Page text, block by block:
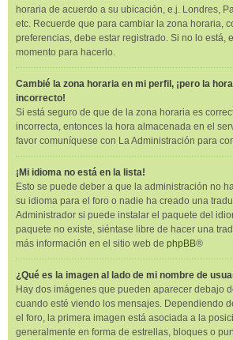
horaria de acuerdo a su ubicación, e.j. Londres,
etc. Recuerde que para cambiar la zona horaria,
preferencias, debe estar registrado. Si no lo está,
momento para hacerlo.
Cambié la zona horaria en mi perfil, ¡pero la
incorrecto!
Si está seguro de que de la zona horaria es
incorrecta, entonces la hora almacenada en el
favor comuníquese con La Administración para
¡Mi idioma no está en la lista!
Esto se puede deber a que la administración no
su idioma para el foro o nadie ha creado una
Administrador si puede instalar el paquete del
paquete no existe, siéntase libre de hacer una
más información en el sitio web de phpBB®
¿Qué es la imagen al lado de mi nombre de
Hay dos imágenes que pueden aparecer debajo
cuando esté viendo los mensajes. Dependiendo
el foro, la primera imagen está asociada a la
generalmente en forma de estrellas, bloques o